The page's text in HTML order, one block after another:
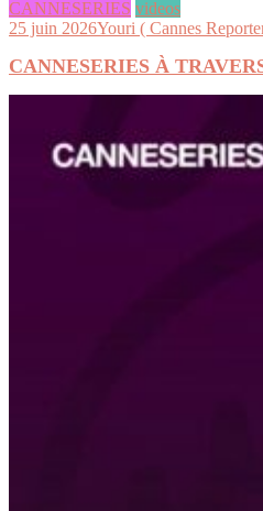
CANNESERIES videos
25 juin 2026Youri ( Cannes
CANNESERIES À